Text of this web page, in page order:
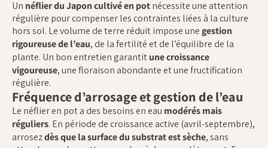
Un néflier du Japon cultivé en potnécessite une attention
régulière pour compenser les contraintes liées à la culture
hors sol. Le volume de terre réduit impose unegestion
rigoureuse de l’eau, de la fertilité et de l’équilibre de la
plante. Un bon entretien garantitune croissance
vigoureuse, une floraison abondante et une fructification
régulière.
Fréquence d’arrosage et gestion de l’eau
Le néflier en pot a des besoins en eau modérés mais
réguliers. En période de croissance active (avril‑septembre),
arrosezdès que la surface du substrat est sèche, sans